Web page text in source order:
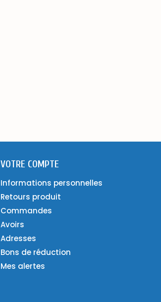
VOTRE COMPTE
Informations personnelles
Retours produit
Commandes
Avoirs
Adresses
Bons de réduction
Mes alertes